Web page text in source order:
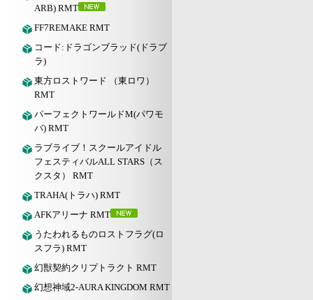
ARB) RMT
FF7REMAKE RMT
コード:ドラゴンブラッド(ドラブ
ラ)
東方ロストワード （東ロワ）
RMT
パーフェクトワールドM(パワモ
バ) RMT
ラブライブ！スクールアイドル
フェスティバルALL STARS（ス
クスタ） RMT
TRAHA(トラハ) RMT
AFKアリーナ RMT
うたわれるものロストフラグ(ロ
スフラ) RMT
幻獣契約クリプトラクト RMT
幻想神域2-AURA KINGDOM RMT